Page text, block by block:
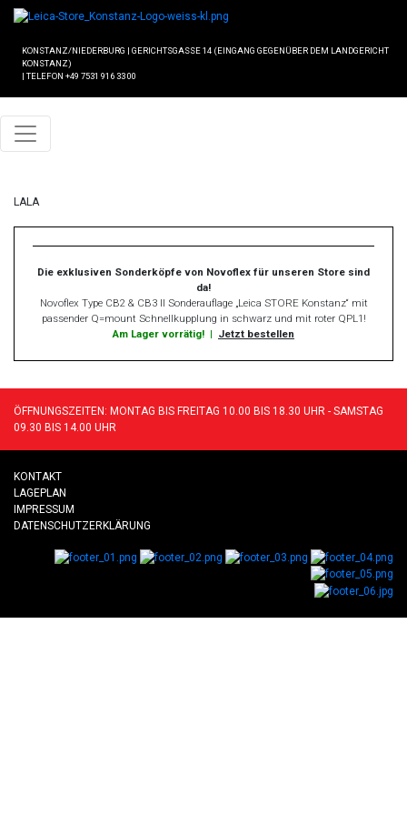
KONSTANZ/NIEDERBURG | GERICHTSGASSE 14 (EINGANG GEGENÜBER DEM LANDGERICHT
KONSTANZ)
| TELEFON +49 7531 916 33 00
LALA
Die exklusiven Sonderköpfe von Novoflex für unseren Store sind
da!
Novoflex Type CB2 & CB3 II Sonderauflage „Leica STORE Konstanz“ mit
passender Q=mount Schnellkupplung in schwarz und mit roter QPL1!
Am Lager vorrätig! | Jetzt bestellen
ÖFFNUNGSZEITEN: MONTAG BIS FREITAG 10.00 BIS 18.30 UHR - SAMSTAG
09.30 BIS 14.00 UHR
KONTAKT
LAGEPLAN
IMPRESSUM
DATENSCHUTZERKLÄRUNG